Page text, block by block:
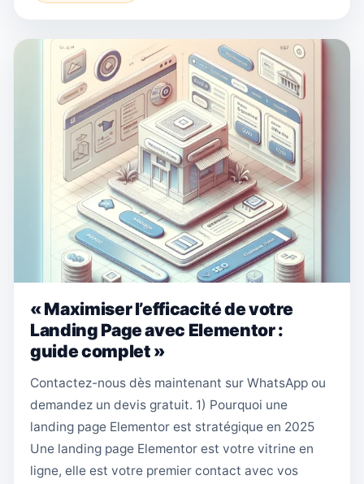
« Maximiser l’efficacité de votre
Landing Page avec Elementor :
guide complet »
Contactez-nous dès maintenant sur WhatsApp ou
demandez un devis gratuit. 1) Pourquoi une
landing page Elementor est stratégique en 2025
Une landing page Elementor est votre vitrine en
ligne, elle est votre premier contact avec vos